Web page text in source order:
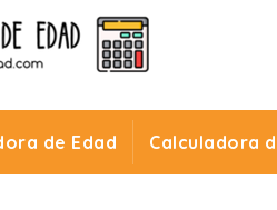
de Edad Calculadora